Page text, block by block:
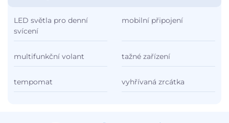
LED světla pro denní
svícení
mobilní připojení
multifunkční volant tažné zařízení
tempomat vyhřívaná zrcátka